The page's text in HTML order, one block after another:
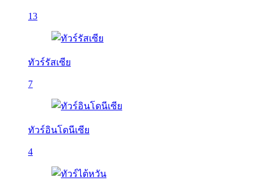
13
ทัวร์รัสเซีย
7
ทัวร์อินโดนีเซีย
4